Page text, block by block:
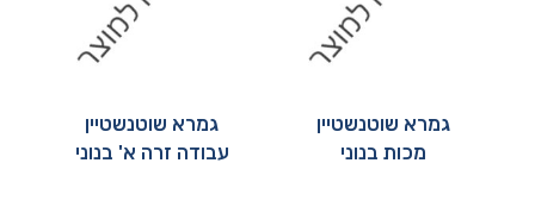
גמרא שוטנשטיין
מכות בנוני
גמרא שוטנשטיין
עבודה זרה א' בנוני